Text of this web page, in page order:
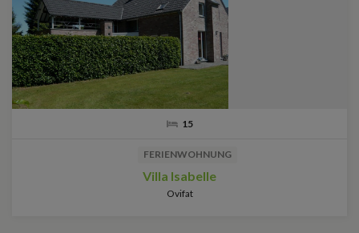
15
FERIENWOHNUNG
Villa Isabelle
Ovifat